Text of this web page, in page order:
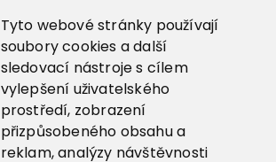
Tyto webové stránky používají
soubory cookies a další
sledovací nástroje s cílem
vylepšení uživatelského
prostředí, zobrazení
přizpůsobeného obsahu a
reklam, analýzy návštěvnosti
Nowaco market ↗
Banquet sous-vide ↗
Kariéra
Aplikace